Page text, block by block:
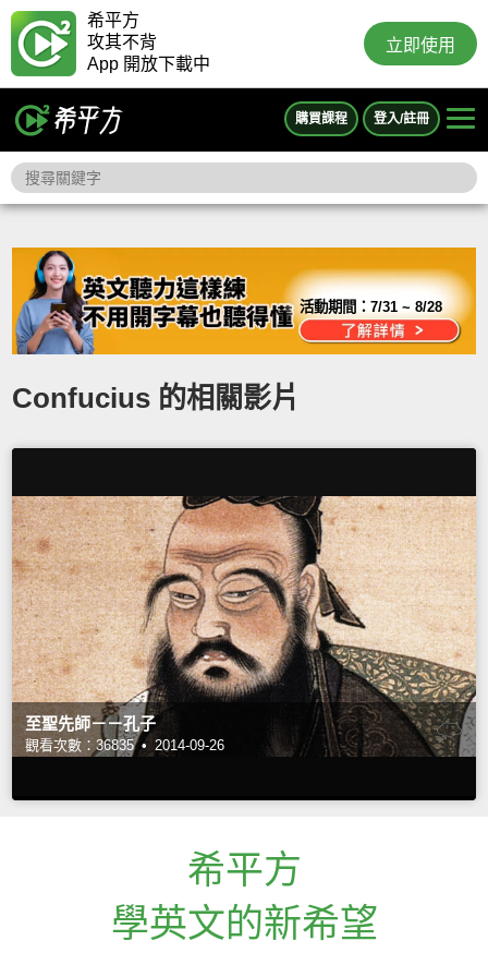
希平方
攻其不背
App 開放下載中
立即使用
購買課程 登入/註冊
活動期間：7/31 ~ 8/28
Confucius 的相關影片
至聖先師－－孔子
觀看次數：36835 • 2014-09-26
希平方
學英文的新希望